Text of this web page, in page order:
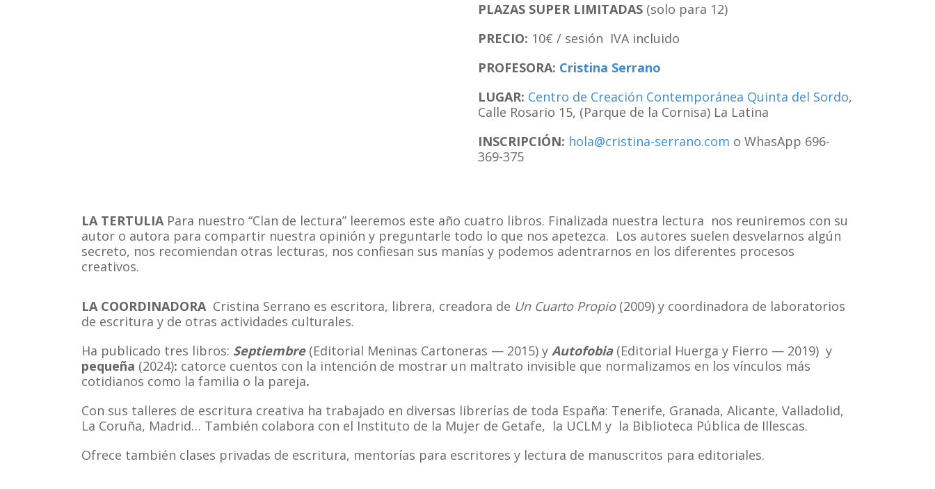
PLAZAS SUPER LIMITADAS (solo para 12)
PRECIO: 10€ / sesión IVA incluido
PROFESORA: Cristina Serrano
LUGAR: Centro de Creación Contemporánea Quinta del Sordo,
Calle Rosario 15, (Parque de la Cornisa) La Latina
INSCRIPCIÓN: hola@cristina-serrano.com o WhasApp 696-
369-375
LA TERTULIAPara nuestro “Clan de lectura” leeremos este año cuatro libros. Finalizada nuestra lectura nos reuniremos con su
autor o autora para compartir nuestra opinión y preguntarle todo lo que nos apetezca. Los autores suelen desvelarnos algún
secreto, nos recomiendan otras lecturas, nos confiesan sus manías y podemos adentrarnos en los diferentes procesos
creativos.
LA COORDINADORA Cristina Serrano es escritora, librera, creadora de Un Cuarto Propio (2009) y coordinadora de laboratorios
de escritura y de otras actividades culturales.
Ha publicado tres libros: Septiembre(Editorial Meninas Cartoneras — 2015) y Autofobia(Editorial Huerga y Fierro — 2019) y
pequeña (2024): catorce cuentos con la intención de mostrar un maltrato invisible que normalizamos en los vínculos más
cotidianos como la familia o la pareja.
Con sus talleres de escritura creativa ha trabajado en diversas librerías de toda España: Tenerife, Granada, Alicante, Valladolid,
La Coruña, Madrid… También colabora con el Instituto de la Mujer de Getafe, la UCLM y la Biblioteca Pública de Illescas.
Ofrece también clases privadas de escritura, mentorías para escritores y lectura de manuscritos para editoriales.